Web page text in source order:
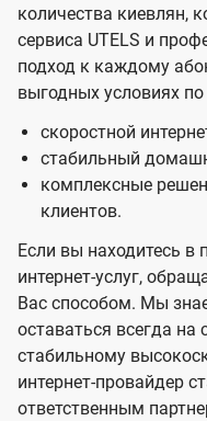
количества киевлян,
сервиса UTELS и
подход к каждому
выгодных условиях
скоростной
стабильный
комплексные
клиентов.
Если вы находитесь в
интернет-услуг,
Вас способом. Мы
оставаться всегда на
стабильному
интернет-провайдер
ответственным